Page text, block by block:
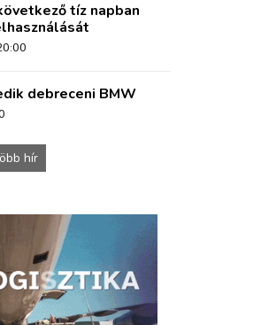
tíz napban
debreceni BMW
hír